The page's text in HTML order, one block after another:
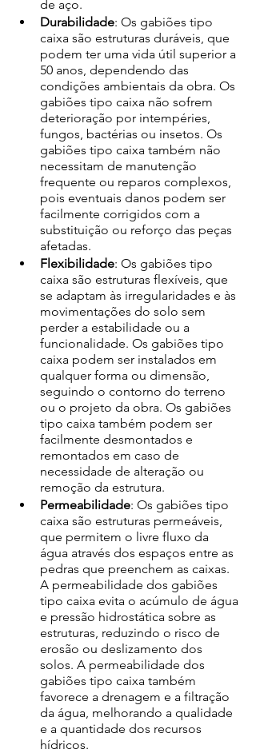
de aço.
Durabilidade: Os gabiões tipo
caixa são estruturas duráveis, que
podem ter uma vida útil superior a
50 anos, dependendo das
condições ambientais da obra. Os
gabiões tipo caixa não sofrem
deterioração por intempéries,
fungos, bactérias ou insetos. Os
gabiões tipo caixa também não
necessitam de manutenção
frequente ou reparos complexos,
pois eventuais danos podem ser
facilmente corrigidos com a
substituição ou reforço das peças
afetadas.
Flexibilidade: Os gabiões tipo
caixa são estruturas flexíveis, que
se adaptam às irregularidades e às
movimentações do solo sem
perder a estabilidade ou a
funcionalidade. Os gabiões tipo
caixa podem ser instalados em
qualquer forma ou dimensão,
seguindo o contorno do terreno
ou o projeto da obra. Os gabiões
tipo caixa também podem ser
facilmente desmontados e
remontados em caso de
necessidade de alteração ou
remoção da estrutura.
Permeabilidade: Os gabiões tipo
caixa são estruturas permeáveis,
que permitem o livre fluxo da
água através dos espaços entre as
pedras que preenchem as caixas.
A permeabilidade dos gabiões
tipo caixa evita o acúmulo de água
e pressão hidrostática sobre as
estruturas, reduzindo o risco de
erosão ou deslizamento dos
solos. A permeabilidade dos
gabiões tipo caixa também
favorece a drenagem e a filtração
da água, melhorando a qualidade
e a quantidade dos recursos
hídricos.